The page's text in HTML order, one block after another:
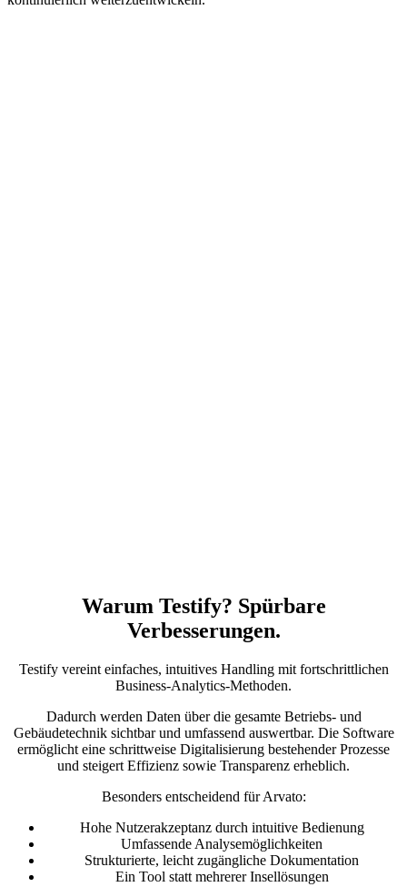
Warum Testify? Spürbare
Verbesserungen.
Testify vereint einfaches, intuitives Handling mit fortschrittlichen
Business-Analytics-Methoden.
Dadurch werden Daten über die gesamte Betriebs- und
Gebäudetechnik sichtbar und umfassend auswertbar. Die Software
ermöglicht eine schrittweise Digitalisierung bestehender Prozesse
und steigert Effizienz sowie Transparenz erheblich.
Besonders entscheidend für Arvato:
Hohe Nutzerakzeptanz durch intuitive Bedienung
Umfassende Analysemöglichkeiten
Strukturierte, leicht zugängliche Dokumentation
Ein Tool statt mehrerer Insellösungen